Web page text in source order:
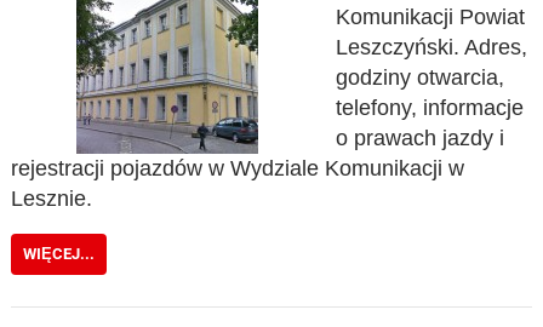
Komunikacji Powiat
Leszczyński. Adres,
godziny otwarcia,
telefony, informacje
o prawach jazdy i
rejestracji pojazdów w Wydziale Komunikacji w
Lesznie.
WIĘCEJ...